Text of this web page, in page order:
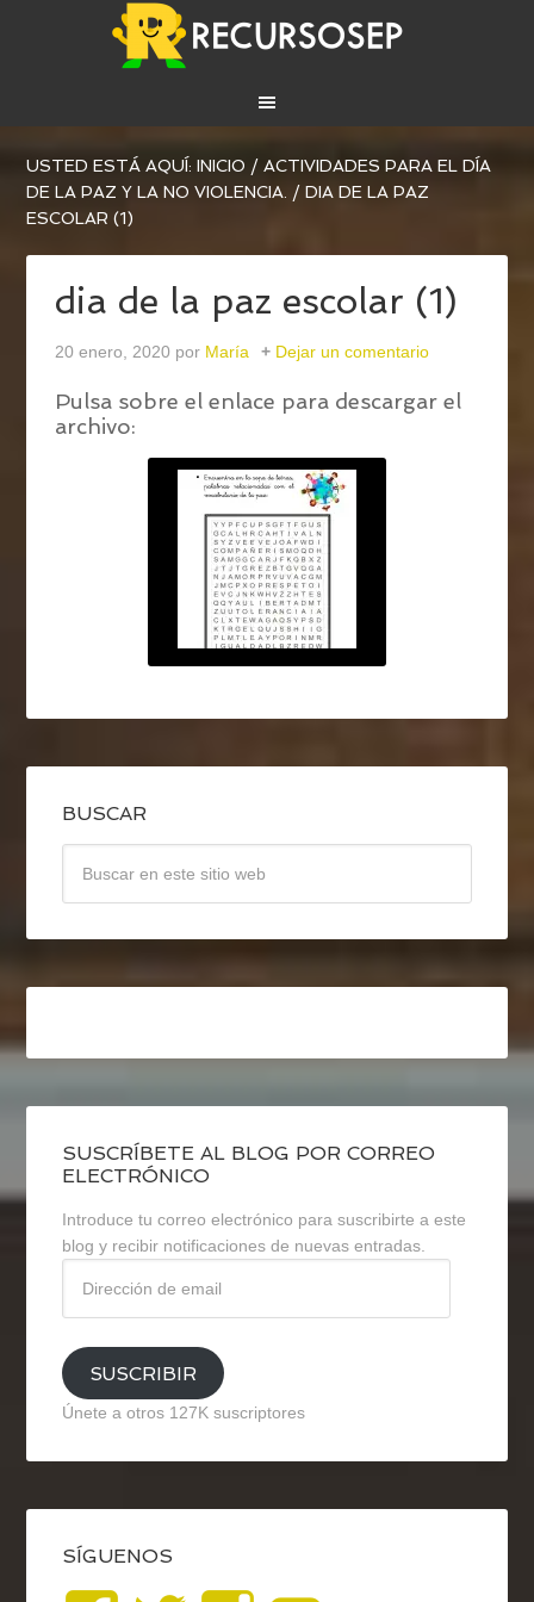
USTED ESTÁ AQUÍ:INICIO / ACTIVIDADES PARA EL DÍA
DE LA PAZ Y LA NO VIOLENCIA. / DIA DE LA PAZ
ESCOLAR (1)
dia de la paz escolar (1)
20 enero, 2020 por María Dejar un comentario
Pulsa sobre el enlace para descargar el
archivo:
BUSCAR
SUSCRÍBETE AL BLOG POR CORREO
ELECTRÓNICO
Introduce tu correo electrónico para suscribirte a este
blog y recibir notificaciones de nuevas entradas.
email
SUSCRIBIR
Únete a otros 127K suscriptores
SÍGUENOS